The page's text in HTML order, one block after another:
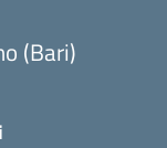
(Bari)